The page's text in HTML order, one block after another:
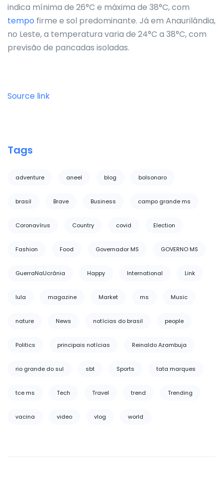
indica mínima de 26°C e máxima de 38°C, com
tempo firme e sol predominante. Já em Anaurilândia,
no Leste, a temperatura varia de 24°C a 38°C, com
previsão de pancadas isoladas.
Source link
Tags
adventure aneel blog bolsonaro
brasil Brave Business campo grande ms
Coronavírus Country covid Election
Fashion Food Governador MS GOVERNO MS
GuerraNaUcrânia Happy International Link
lula magazine Market ms Music
nature News notícias do brasil people
Politics principais notícias Reinaldo Azambuja
rio grande do sul sbt Sports tata marques
tce ms Tech Travel trend Trending
vacina video vlog world